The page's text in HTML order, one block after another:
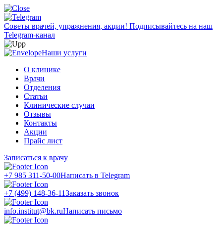
Советы врачей, упражнения, акции! Подписывайтесь на наш
Telegram-канал
Наши услуги
О клинике
Врачи
Отделения
Статьи
Клинические случаи
Отзывы
Контакты
Акции
Прайс лист
Записаться к врачу
+7 985 311-50-00Написать в Telegram
+7 (499) 148-36-11Заказать звонок
info.institut@bk.ruНаписать письмо